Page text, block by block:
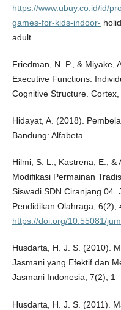
https://www.ubuy.co.id/id/
games-for-kids-indoor-
adult
Friedman, N. P., & Miyake,
Executive Functions:
Cognitive Structure.
Hidayat, A. (2018).
Bandung: Alfabeta.
Hilmi, S. L., Kastrena, E., &
Modifikasi Permainan
Siswadi SDN Ciranjang 04.
Pendidikan Olahraga, 6(2),
https://doi.org/10.55081/
Husdarta, H. J. S. (2010).
Jasmani yang Efektif dan
Jasmani Indonesia, 7(2),
Husdarta, H. J. S. (2011).